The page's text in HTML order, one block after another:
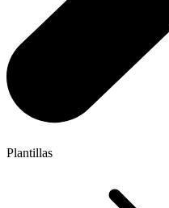
Plantillas